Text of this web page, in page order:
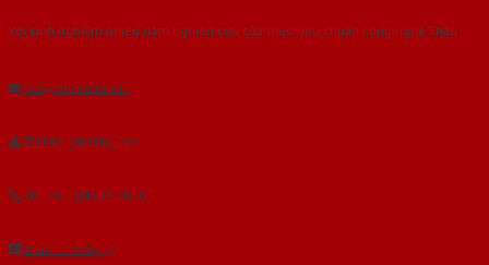
Với kinh nghiệm nhiêu năm nghiên cứu cửa theo tiêu chuẩn công nghệ Châu
Gửi yêu cầu tư vấn
Tải báo giá tổng hợp
Yêu cầu gọi lại (3 phút)
Dành cho đại lý